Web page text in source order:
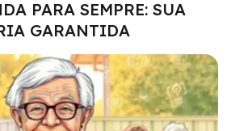
PARA SEMPRE: SUA
GARANTIDA